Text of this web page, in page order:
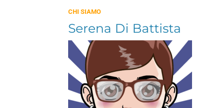
CHI SIAMO
Serena Di Battista